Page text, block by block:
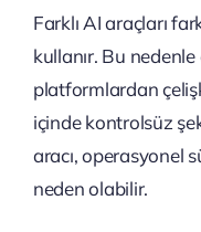
Farklı AI araçları
kullanır. Bu
platformlardan
içinde kontrolsüz
aracı, operasyonel
neden olabilir.